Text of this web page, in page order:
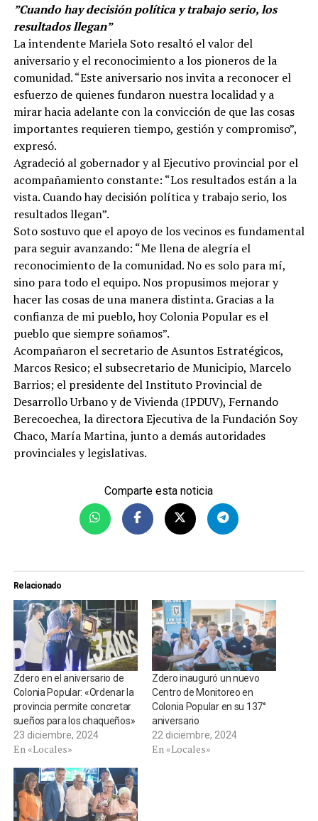
”Cuando hay decisión política y trabajo serio, los
resultados llegan”
La intendente Mariela Soto resaltó el valor del
aniversario y el reconocimiento a los pioneros de la
comunidad. “Este aniversario nos invita a reconocer el
esfuerzo de quienes fundaron nuestra localidad y a
mirar hacia adelante con la convicción de que las cosas
importantes requieren tiempo, gestión y compromiso”,
expresó.
Agradeció al gobernador y al Ejecutivo provincial por el
acompañamiento constante: “Los resultados están a la
vista. Cuando hay decisión política y trabajo serio, los
resultados llegan”.
Soto sostuvo que el apoyo de los vecinos es fundamental
para seguir avanzando: “Me llena de alegría el
reconocimiento de la comunidad. No es solo para mí,
sino para todo el equipo. Nos propusimos mejorar y
hacer las cosas de una manera distinta. Gracias a la
confianza de mi pueblo, hoy Colonia Popular es el
pueblo que siempre soñamos”.
Acompañaron el secretario de Asuntos Estratégicos,
Marcos Resico; el subsecretario de Municipio, Marcelo
Barrios; el presidente del Instituto Provincial de
Desarrollo Urbano y de Vivienda (IPDUV), Fernando
Berecoechea, la directora Ejecutiva de la Fundación Soy
Chaco, María Martina, junto a demás autoridades
provinciales y legislativas.
Comparte esta noticia
Relacionado
Zdero en el aniversario de
Colonia Popular: «Ordenar la
provincia permite concretar
sueños para los chaqueños»
23 diciembre, 2024
En «Locales»
Zdero inauguró un nuevo
Centro de Monitoreo en
Colonia Popular en su 137°
aniversario
22 diciembre, 2024
En «Locales»